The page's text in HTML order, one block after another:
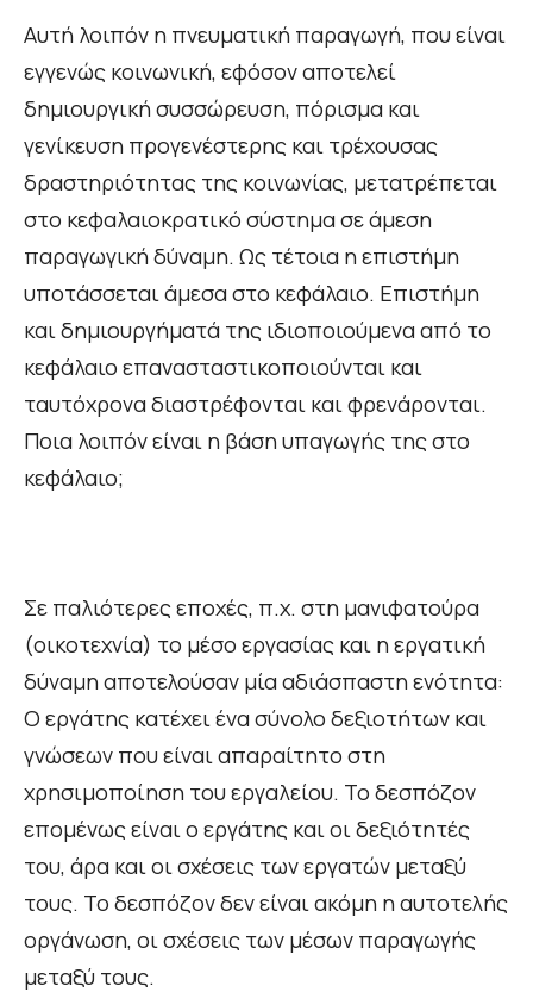
Αυτή λοιπόν η πνευματική παραγωγή, που είναι
εγγενώς κοινωνική, εφόσον αποτελεί
δημιουργική συσσώρευση, πόρισμα και
γενίκευση προγενέστερης και τρέχουσας
δραστηριότητας της κοινωνίας, μετατρέπεται
στο κεφαλαιοκρατικό σύστημα σε άμεση
παραγωγική δύναμη. Ως τέτοια η επιστήμη
υποτάσσεται άμεσα στο κεφάλαιο. Επιστήμη
και δημιουργήματά της ιδιοποιούμενα από το
κεφάλαιο επανασταστικοποιούνται και
ταυτόχρονα διαστρέφονται και φρενάρονται.
Ποια λοιπόν είναι η βάση υπαγωγής της στο
κεφάλαιο;
Σε παλιότερες εποχές, π.χ. στη μανιφατούρα
(οικοτεχνία) το μέσο εργασίας και η εργατική
δύναμη αποτελούσαν μία αδιάσπαστη ενότητα:
Ο εργάτης κατέχει ένα σύνολο δεξιοτήτων και
γνώσεων που είναι απαραίτητο στη
χρησιμοποίηση του εργαλείου. Το δεσπόζον
επομένως είναι ο εργάτης και οι δεξιότητές
του, άρα και οι σχέσεις των εργατών μεταξύ
τους. Το δεσπόζον δεν είναι ακόμη η αυτοτελής
οργάνωση, οι σχέσεις των μέσων παραγωγής
μεταξύ τους.